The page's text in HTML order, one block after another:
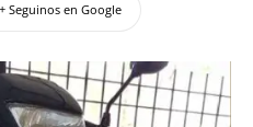
+ Seguinos en Google